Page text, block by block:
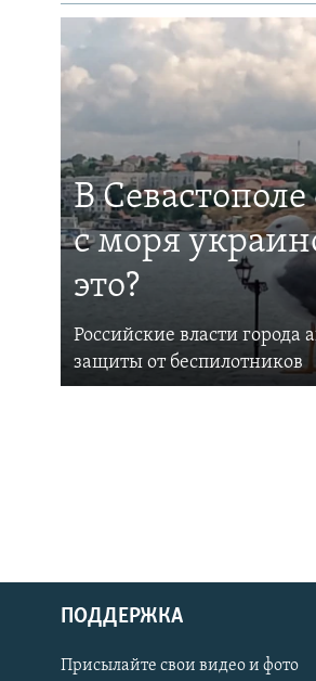
Українською
В
с моря
это?
Российские власти
защиты от беспилотников
ПОДДЕРЖКА
Присылайте свои видео и фото